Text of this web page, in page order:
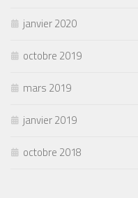
janvier 2020
octobre 2019
mars 2019
janvier 2019
octobre 2018